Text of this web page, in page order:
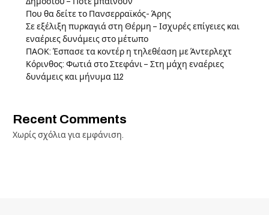
Που θα δείτε το Πανσερραϊκός- Άρης
Σε εξέλιξη πυρκαγιά στη Θέρμη – Ισχυρές επίγειες και
εναέριες δυνάμεις στο μέτωπο
ΠΑΟΚ: Έσπασε τα κοντέρ η τηλεθέαση με Άντερλεχτ
Κόρινθος: Φωτιά στο Στεφάνι – Στη μάχη εναέριες
δυνάμεις και μήνυμα 112
Recent Comments
Χωρίς σχόλια για εμφάνιση.